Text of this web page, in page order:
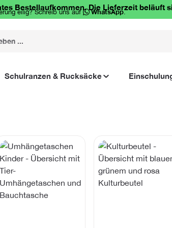
Bestellaufkommen. Die Lieferzeit beläuft
eilig? Schreib uns auf WhatsApp.
Schulranzen & Rucksäcke